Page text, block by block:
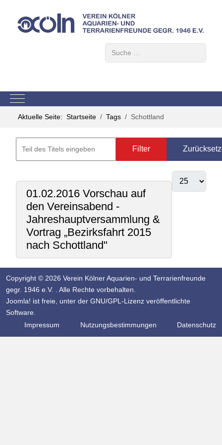
Mobile Menu Toggle
Aktuelle Seite: Startseite Tags Schottland
Filter
01.02.2016 Vorschau auf
den Vereinsabend -
Jahreshauptversammlung &
Vortrag „Bezirksfahrt 2015
nach Schottland"
Copyright © 2026 Verein Kölner Aquarien- und Terrarienfreunde
gegr. 1946 e.V. . Alle Rechte vorbehalten.
Joomla! ist freie, unter der GNU/GPL-Lizenz veröffentlichte
Software.
Impressum
Nutzungsbestimmungen Datenschutz